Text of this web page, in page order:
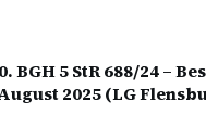
BGH 5 StR 688/24 –
2025 (LG